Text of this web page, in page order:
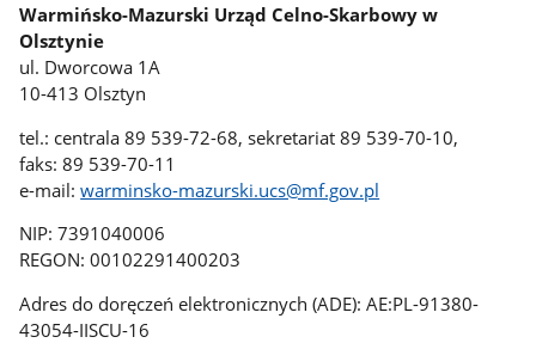
Warmińsko-Mazurski Urząd Celno-Skarbowy w
Olsztynie
ul. Dworcowa 1A
10-413 Olsztyn
tel.: centrala 89 539-72-68, sekretariat 89 539-70-10,
faks: 89 539-70-11
e-mail:warminsko-mazurski.ucs@mf.gov.pl
NIP: 7391040006
REGON: 00102291400203
Adres do doręczeń elektronicznych (ADE): AE:PL-91380-
43054-IISCU-16